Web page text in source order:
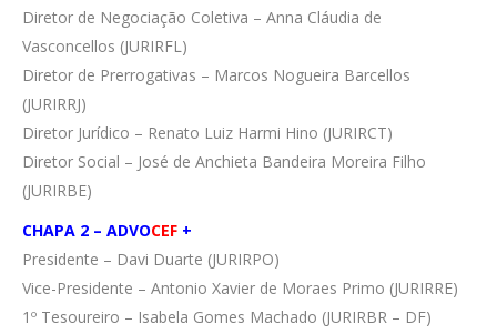
Diretor de Negociação Coletiva – Anna Cláudia de
Vasconcellos (JURIRFL)
Diretor de Prerrogativas – Marcos Nogueira Barcellos
(JURIRRJ)
Diretor Jurídico – Renato Luiz Harmi Hino (JURIRCT)
Diretor Social – José de Anchieta Bandeira Moreira Filho
(JURIRBE)
CHAPA 2 – ADVOCEF +
Presidente – Davi Duarte (JURIRPO)
Vice-Presidente – Antonio Xavier de Moraes Primo (JURIRRE)
1º Tesoureiro – Isabela Gomes Machado (JURIRBR – DF)